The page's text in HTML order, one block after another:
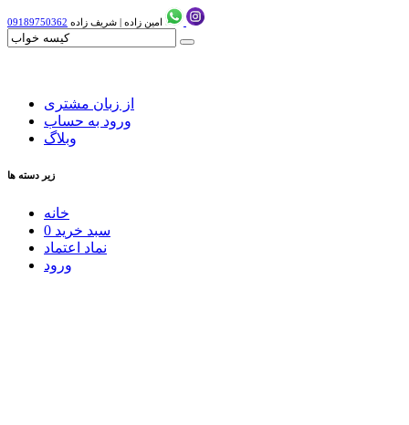
09189750362 امین زاده | شریف زاده
از زبان مشتری
ورود به حساب
وبلاگ
زیر دسته ها
خانه
0 سبد خرید
نماد اعتماد
ورود